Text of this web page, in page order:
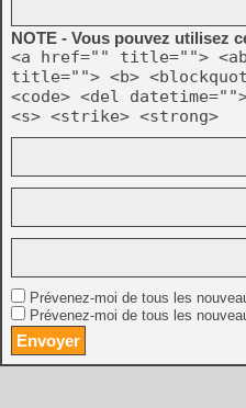
NOTE - Vous pouvez utilisez
<a href="" title="">
title=""> <b>
<code> <del
<s> <strike> <strong>
Prévenez-moi de tous les
Prévenez-moi de tous les